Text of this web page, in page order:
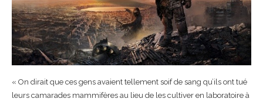
« On dirait que ces gens avaient tellement soif de sang qu’ils ont tué
leurs camarades mammifères au lieu de les cultiver en laboratoire à